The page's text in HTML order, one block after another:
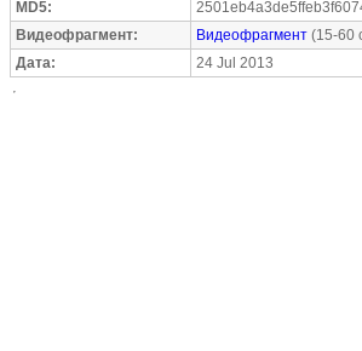
MD5:
Видеофрагмент:
Видеофрагмент (15-60
Дата:
24 Jul 2013